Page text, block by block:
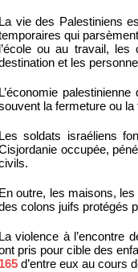
La vie des Palestiniens
qui
l’école ou au travail,
et les
L’économie
la fermeture ou
Les soldats israéliens
occupée,
En outre, les maisons,
colons juifs protégés
La violence à l’encontre
pris pour cible des
165 d’entre eux au cours